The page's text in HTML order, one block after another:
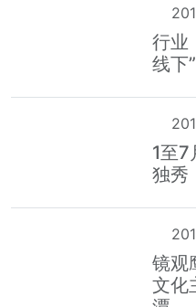
行业
线下
1至7
独秀
镜观
文化